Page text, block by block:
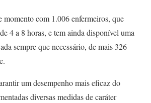
momento com 1.006 enfermeiros, que
4 a 8 horas, e tem ainda disponível uma
sempre que necessário, de mais 326
um desempenho mais eficaz do
diversas medidas de caráter